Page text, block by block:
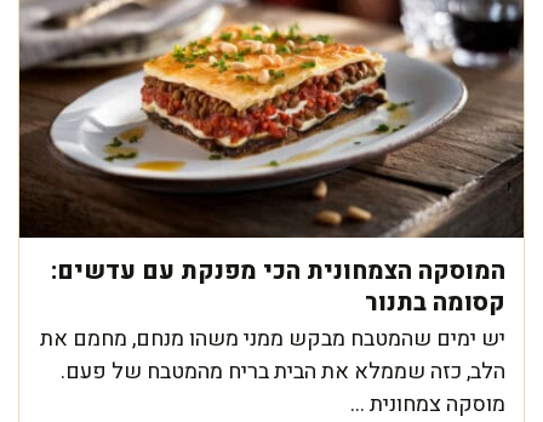
המוסקה הצמחונית הכי מפנקת עם עדשים:
קסומה בתנור
יש ימים שהמטבח מבקש ממני משהו מנחם, מחמם את
הלב, כזה שממלא את הבית בריח מהמטבח של פעם.
מוסקה צמחונית ...